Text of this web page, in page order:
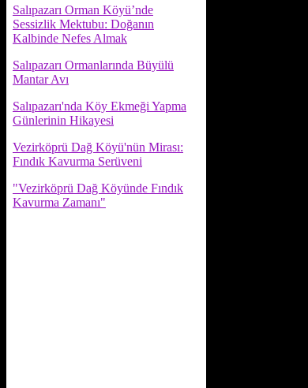
Salıpazarı Orman Köyü’nde
Sessizlik Mektubu: Doğanın
Kalbinde Nefes Almak
Salıpazarı Ormanlarında Büyülü
Mantar Avı
Salıpazarı'nda Köy Ekmeği Yapma
Günlerinin Hikayesi
Vezirköprü Dağ Köyü'nün Mirası:
Fındık Kavurma Serüveni
"Vezirköprü Dağ Köyünde Fındık
Kavurma Zamanı"